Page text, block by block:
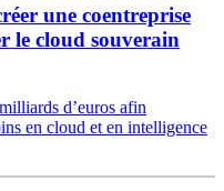
une coentreprise
le cloud souverain
d’euros afin
en cloud et en intelligence